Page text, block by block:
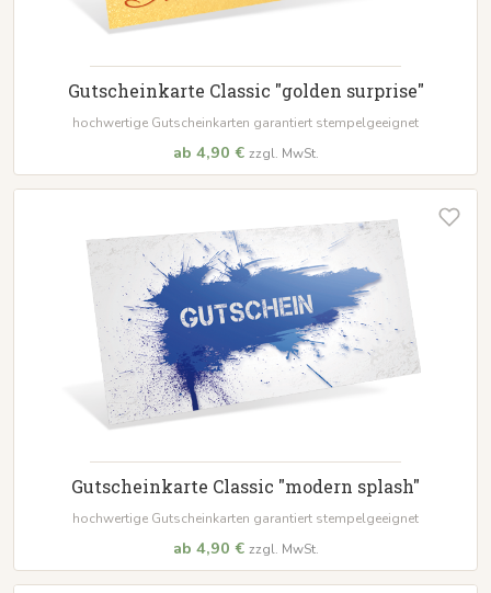
Gutscheinkarte Classic "golden surprise"
hochwertige Gutscheinkarten garantiert stempelgeeignet
ab 4,90 € zzgl. MwSt.
Gutscheinkarte Classic "modern splash"
hochwertige Gutscheinkarten garantiert stempelgeeignet
ab 4,90 € zzgl. MwSt.